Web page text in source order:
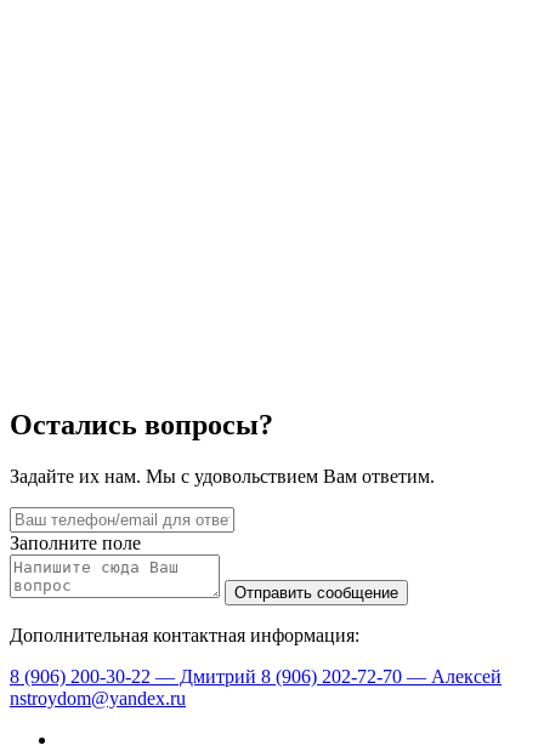
Остались вопросы?
Задайте их нам. Мы с удовольствием Вам ответим.
Заполните поле
Дополнительная контактная информация:
8 (906) 200-30-22 — Дмитрий 8 (906) 202-72-70 — Алексей
nstroydom@yandex.ru